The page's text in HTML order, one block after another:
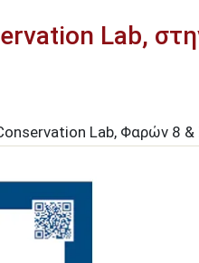
Lab,
Lab, Φαρών 8